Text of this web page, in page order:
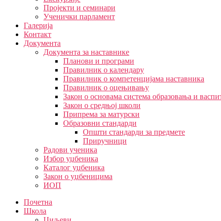
Пројекти и семинари
Ученички парламент
Галерија
Контакт
Документа
Документа за наставнике
Планови и програми
Правилник о календару
Правилник о компетенцијама наставника
Правилник о оцењивању
Закон о основама система образовања и
Закон о средњој школи
Припрема за матурски
Образовни стандарди
Општи стандарди за предмете
Приручници
Радови ученика
Избор уџбеника
Каталог уџбеника
Закон о уџбеницима
ИОП
Почетна
Школа